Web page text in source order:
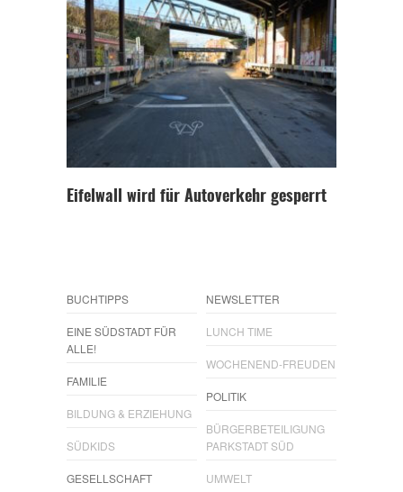
Eifelwall wird für Autoverkehr gesperrt
BUCHTIPPS
EINE SÜDSTADT FÜR
ALLE!
FAMILIE
BILDUNG & ERZIEHUNG
SÜDKIDS
GESELLSCHAFT
NEWSLETTER
LUNCH TIME
WOCHENEND-FREUDEN
POLITIK
BÜRGERBETEILIGUNG
PARKSTADT SÜD
UMWELT